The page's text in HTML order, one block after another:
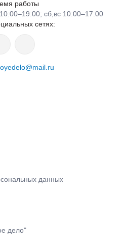
работы
сб,вс 10:00–17:00
сетях:
данных
дело"